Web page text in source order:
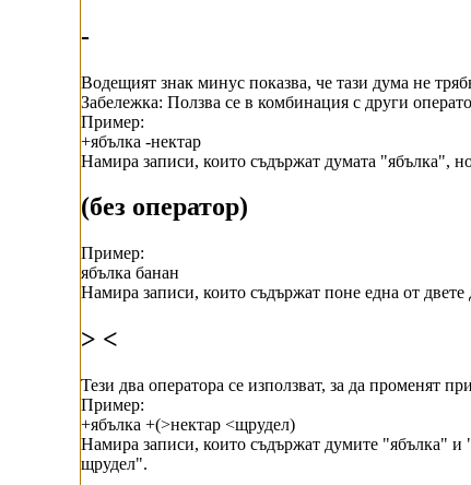
-
Водещият знак минус показва, че тази дума не
Забележка: Ползва се в комбинация с други
Пример:
+ябълка -нектар
Намира записи, които съдържат думата "ябълка",
(без оператор)
Пример:
ябълка банан
Намира записи, които съдържат поне една от двете
> <
Тези два оператора се използват, за да променят
Пример:
+ябълка +(>нектар <щрудел)
Намира записи, които съдържат думите "ябълка"
щрудел".